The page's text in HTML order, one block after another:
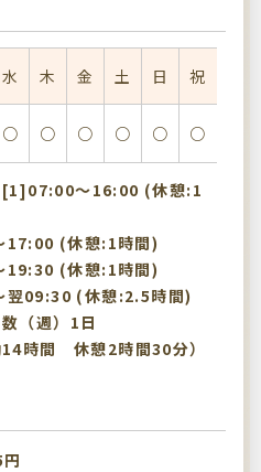
水 木 金 土 日 祝
○ ○ ○ ○ ○ ○
[1]07:00〜16:00 (休憩:1
(休憩:1時間)
(休憩:1時間)
09:30 (休憩:2.5時間)
（週）1日
時間 休憩2時間30分）